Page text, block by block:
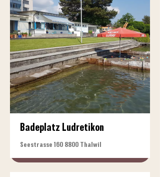
Badeplatz Ludretikon
Seestrasse 160 8800 Thalwil